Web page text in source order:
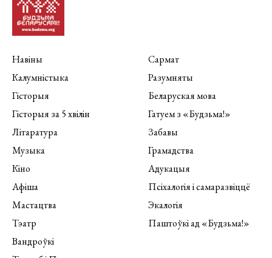
Навіны
Калумністыка
Гісторыя
Гісторыя за 5 хвілін
Літаратура
Музыка
Кіно
Афіша
Мастацтва
Тэатр
Вандроўкі
Сармат
Разумняты
Беларуская мова
Гатуем з «Будзьма!»
Забавы
Грамадства
Адукацыя
Псіхалогія і самаразвіццё
Экалогія
Паштоўкі ад «Будзьма!»